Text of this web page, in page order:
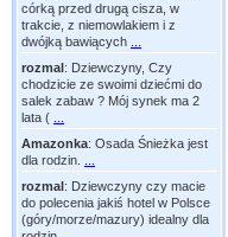
córką przed drugą cisza, w
trakcie, z niemowlakiem i z
dwójką bawiących
rozmal: Dziewczyny, Czy
chodzicie ze swoimi dziećmi do
salek zabaw ? Mój synek ma 2
lata (
Amazonka: Osada Śnieżka jest
dla rodzin.
rozmal: Dziewczyny czy macie
do polecenia jakiś hotel w Polsce
(góry/morze/mazury) idealny dla